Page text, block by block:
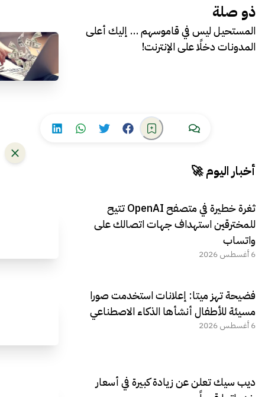
ذو صلة
المستحيل ليس في قاموسهم … إليك أعلى
المدونات دخلًا على الإنترنت!
أخبار اليوم 🚀
ثغرة خطيرة في متصفح OpenAI تتيح
للمخترقين استهداف جهات اتصالك على
واتساب
6 أغسطس 2026
فضيحة تهز ميتا: إعلانات استخدمت صورا
مسيئة للأطفال أنشأها الذكاء الاصطناعي
6 أغسطس 2026
ديب سيك تعلن عن زيادة كبيرة في أسعار